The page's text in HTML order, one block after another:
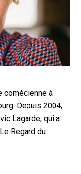
comédienne à
Depuis 2004,
Lagarde, qui a
Regard du